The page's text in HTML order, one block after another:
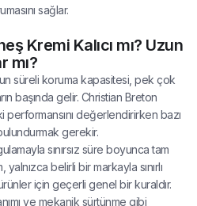
sağlar.
Kremi Kalıcı mı? Uzun
mı?
süreli koruma kapasitesi, pek çok
başında gelir. Christian Breton
değerlendirirken bazı
gerekir.
sınırsız süre boyunca tam
belirli bir markayla sınırlı
için geçerli genel bir kuraldır.
ve mekanik sürtünme gibi